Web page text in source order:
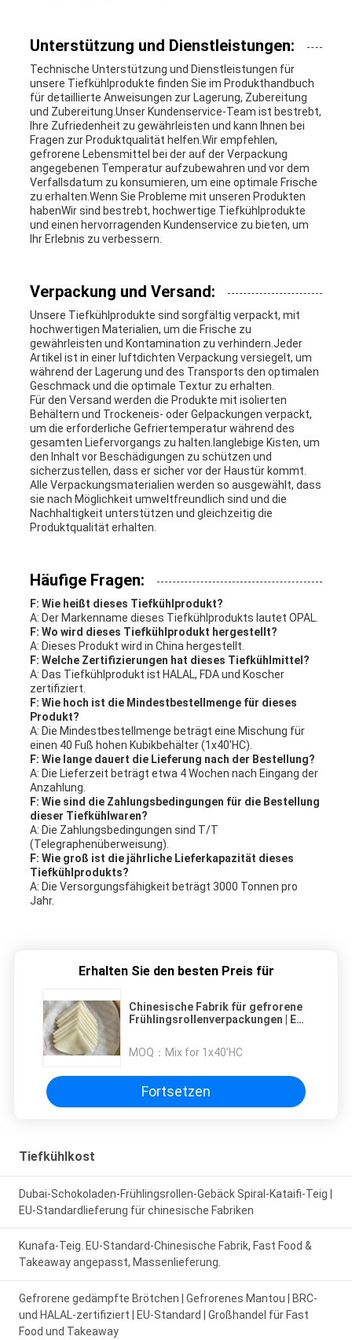
Unterstützung und Dienstleistungen:
Technische Unterstützung und Dienstleistungen für
unsere Tiefkühlprodukte finden Sie im Produkthandbuch
für detaillierte Anweisungen zur Lagerung, Zubereitung
und Zubereitung.Unser Kundenservice-Team ist bestrebt,
Ihre Zufriedenheit zu gewährleisten und kann Ihnen bei
Fragen zur Produktqualität helfen.Wir empfehlen,
gefrorene Lebensmittel bei der auf der Verpackung
angegebenen Temperatur aufzubewahren und vor dem
Verfallsdatum zu konsumieren, um eine optimale Frische
zu erhalten.Wenn Sie Probleme mit unseren Produkten
habenWir sind bestrebt, hochwertige Tiefkühlprodukte
und einen hervorragenden Kundenservice zu bieten, um
Ihr Erlebnis zu verbessern.
Verpackung und Versand:
Unsere Tiefkühlprodukte sind sorgfältig verpackt, mit
hochwertigen Materialien, um die Frische zu
gewährleisten und Kontamination zu verhindern.Jeder
Artikel ist in einer luftdichten Verpackung versiegelt, um
während der Lagerung und des Transports den optimalen
Geschmack und die optimale Textur zu erhalten.
Für den Versand werden die Produkte mit isolierten
Behältern und Trockeneis- oder Gelpackungen verpackt,
um die erforderliche Gefriertemperatur während des
gesamten Liefervorgangs zu halten.langlebige Kisten, um
den Inhalt vor Beschädigungen zu schützen und
sicherzustellen, dass er sicher vor der Haustür kommt.
Alle Verpackungsmaterialien werden so ausgewählt, dass
sie nach Möglichkeit umweltfreundlich sind und die
Nachhaltigkeit unterstützen und gleichzeitig die
Produktqualität erhalten.
Häufige Fragen:
F: Wie heißt dieses Tiefkühlprodukt?
A: Der Markenname dieses Tiefkühlprodukts lautet OPAL.
F: Wo wird dieses Tiefkühlprodukt hergestellt?
A: Dieses Produkt wird in China hergestellt.
F: Welche Zertifizierungen hat dieses Tiefkühlmittel?
A: Das Tiefkühlprodukt ist HALAL, FDA und Koscher
zertifiziert.
F: Wie hoch ist die Mindestbestellmenge für dieses
Produkt?
A: Die Mindestbestellmenge beträgt eine Mischung für
einen 40 Fuß hohen Kubikbehälter (1x40'HC).
F: Wie lange dauert die Lieferung nach der Bestellung?
A: Die Lieferzeit beträgt etwa 4 Wochen nach Eingang der
Anzahlung.
F: Wie sind die Zahlungsbedingungen für die Bestellung
dieser Tiefkühlwaren?
A: Die Zahlungsbedingungen sind T/T
(Telegraphenüberweisung).
F: Wie groß ist die jährliche Lieferkapazität dieses
Tiefkühlprodukts?
A: Die Versorgungsfähigkeit beträgt 3000 Tonnen pro
Jahr.
Erhalten Sie den besten Preis für
Chinesische Fabrik für gefrorene
Frühlingsrollenverpackungen | EU-
MOQ： Mix for 1x40'HC
Fortsetzen
Tiefkühlkost
Dubai-Schokoladen-Frühlingsrollen-Gebäck Spiral-Kataifi-Teig |
EU-Standardlieferung für chinesische Fabriken
Kunafa-Teig. EU-Standard-Chinesische Fabrik, Fast Food &
Takeaway angepasst, Massenlieferung.
Gefrorene gedämpfte Brötchen | Gefrorenes Mantou | BRC-
und HALAL-zertifiziert | EU-Standard | Großhandel für Fast
Food und Takeaway